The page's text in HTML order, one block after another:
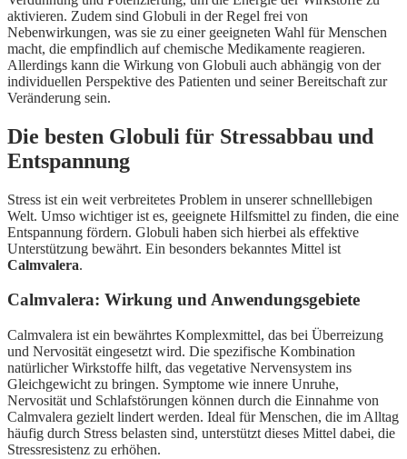
aktivieren. Zudem sind Globuli in der Regel frei von
Nebenwirkungen, was sie zu einer geeigneten Wahl für Menschen
macht, die empfindlich auf chemische Medikamente reagieren.
Allerdings kann die Wirkung von Globuli auch abhängig von der
individuellen Perspektive des Patienten und seiner Bereitschaft zur
Veränderung sein.
Die besten Globuli für Stressabbau und
Entspannung
Stress ist ein weit verbreitetes Problem in unserer schnelllebigen
Welt. Umso wichtiger ist es, geeignete Hilfsmittel zu finden, die eine
Entspannung fördern. Globuli haben sich hierbei als effektive
Unterstützung bewährt. Ein besonders bekanntes Mittel ist
Calmvalera.
Calmvalera: Wirkung und Anwendungsgebiete
Calmvalera ist ein bewährtes Komplexmittel, das bei Überreizung
und Nervosität eingesetzt wird. Die spezifische Kombination
natürlicher Wirkstoffe hilft, das vegetative Nervensystem ins
Gleichgewicht zu bringen. Symptome wie innere Unruhe,
Nervosität und Schlafstörungen können durch die Einnahme von
Calmvalera gezielt lindert werden. Ideal für Menschen, die im Alltag
häufig durch Stress belasten sind, unterstützt dieses Mittel dabei, die
Stressresistenz zu erhöhen.